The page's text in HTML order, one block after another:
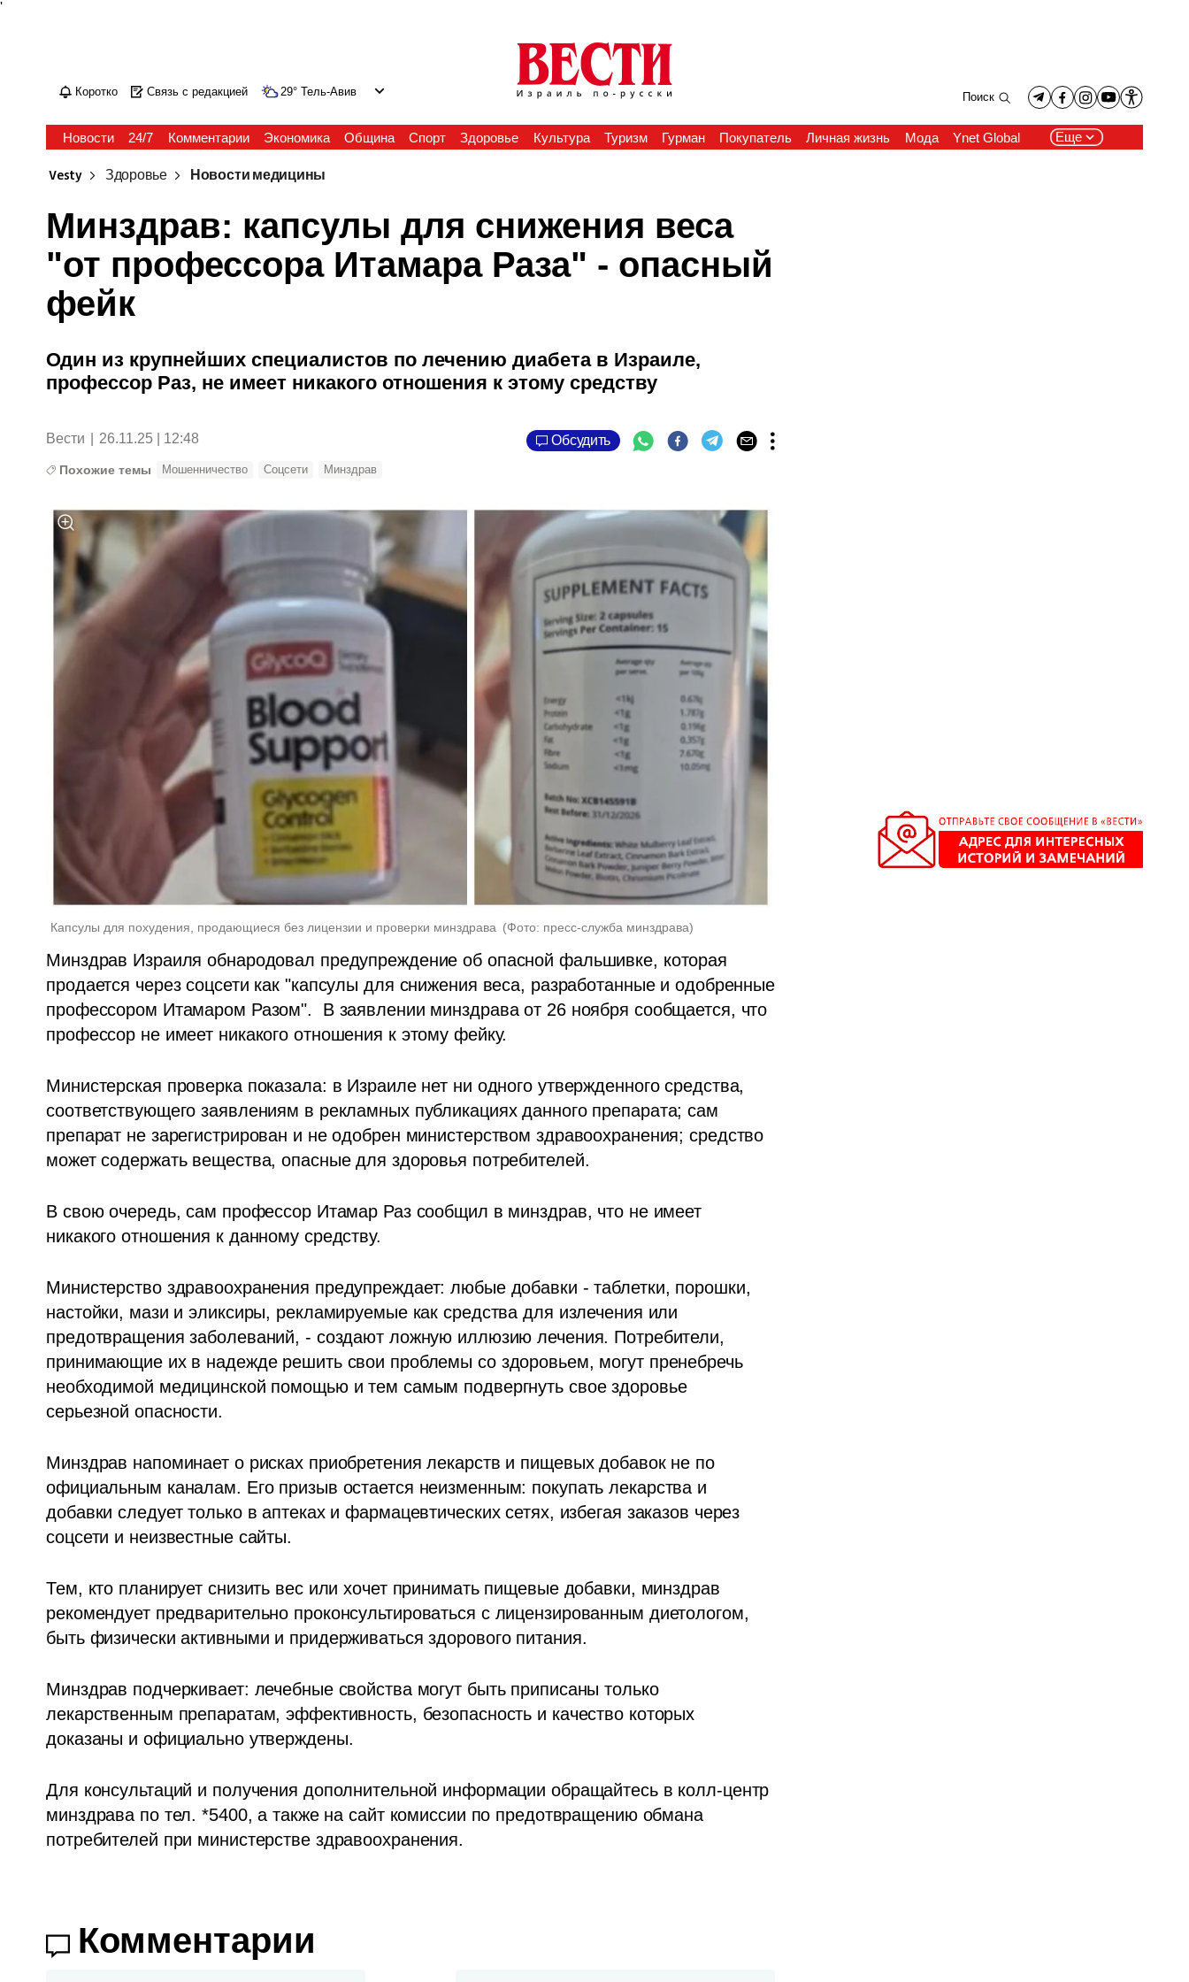
'
Коротко Связь с редакцией 29° Тель-Авив Поиск
Новости 24/7 Комментарии Экономика Община Спорт Здоровье Культура Туризм Гурман Покупатель Личная жизнь Мода Ynet Global Еще
Vesty Здоровье Новости медицины
Минздрав: капсулы для снижения веса
"от профессора Итамара Раза" - опасный
фейк
Один из крупнейших специалистов по лечению диабета в Израиле,
профессор Раз, не имеет никакого отношения к этому средству
Вести 26.11.25 | 12:48 Обсудить
Похожие темы Мошенничество Соцсети Минздрав
Капсулы для похудения, продающиеся без лицензии и проверки минздрава (Фото: пресс-служба минздрава)
Минздрав Израиля обнародовал предупреждение об опасной фальшивке, которая
продается через соцсети как "капсулы для снижения веса, разработанные и одобренные
профессором Итамаром Разом".  В заявлении минздрава от 26 ноября сообщается, что
профессор не имеет никакого отношения к этому фейку.
Министерская проверка показала: в Израиле нет ни одного утвержденного средства,
соответствующего заявлениям в рекламных публикациях данного препарата; сам
препарат не зарегистрирован и не одобрен министерством здравоохранения; средство
может содержать вещества, опасные для здоровья потребителей.
В свою очередь, сам профессор Итамар Раз сообщил в минздрав, что не имеет
никакого отношения к данному средству.
Министерство здравоохранения предупреждает: любые добавки - таблетки, порошки,
настойки, мази и эликсиры, рекламируемые как средства для излечения или
предотвращения заболеваний, - создают ложную иллюзию лечения. Потребители,
принимающие их в надежде решить свои проблемы со здоровьем, могут пренебречь
необходимой медицинской помощью и тем самым подвергнуть свое здоровье
серьезной опасности.
Минздрав напоминает о рисках приобретения лекарств и пищевых добавок не по
официальным каналам. Его призыв остается неизменным: покупать лекарства и
добавки следует только в аптеках и фармацевтических сетях, избегая заказов через
соцсети и неизвестные сайты.
Тем, кто планирует снизить вес или хочет принимать пищевые добавки, минздрав
рекомендует предварительно проконсультироваться с лицензированным диетологом,
быть физически активными и придерживаться здорового питания.
Минздрав подчеркивает: лечебные свойства могут быть приписаны только
лекарственным препаратам, эффективность, безопасность и качество которых
доказаны и официально утверждены.
Для консультаций и получения дополнительной информации обращайтесь в колл-центр
минздрава по тел. *5400, а также на сайт комиссии по предотвращению обмана
потребителей при министерстве здравоохранения.
Комментарии